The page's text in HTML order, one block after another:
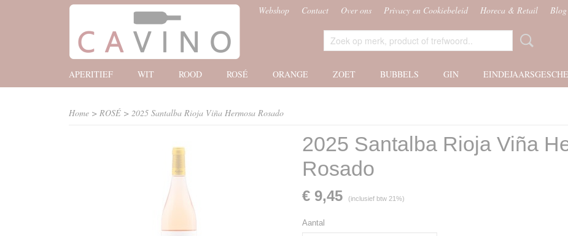
Webshop Contact Over ons Privacy en Cookiebeleid Horeca & Retail Blog
APERITIEF WIT ROOD ROSÉ ORANGE ZOET BUBBELS GIN
Home > ROSÉ > 2025 Santalba Rioja Viña Hermosa Rosado
2025 Santalba Rioja Viña
Rosado
€ 9,45 (inclusief btw 21%)
Aantal